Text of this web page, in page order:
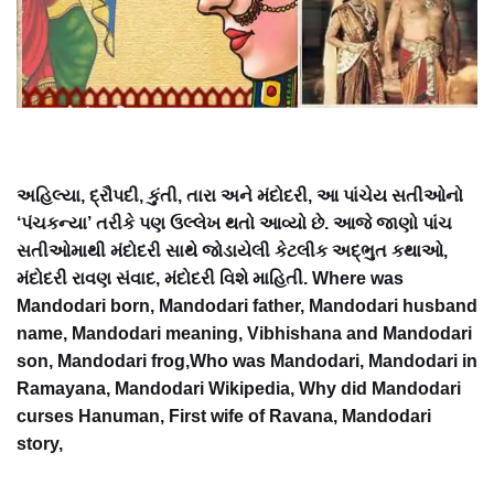
અહિલ્યા, દ્રૌપદી, કુંતી, તારા અને મંદોદરી, આ પાંચેય સતીઓનો
‘પંચકન્યા’ તરીકે પણ ઉલ્લેખ થતો આવ્યો છે. આજે જાણો પાંચ
સતીઓમાથી મંદોદરી સાથે જોડાયેલી કેટલીક અદ્ભુત કથાઓ,
મંદોદરી રાવણ સંવાદ, મંદોદરી વિશે માહિતી. Where was
Mandodari born, Mandodari father, Mandodari husband
name, Mandodari meaning, Vibhishana and Mandodari
son, Mandodari frog,Who was Mandodari, Mandodari in
Ramayana, Mandodari Wikipedia, Why did Mandodari
curses Hanuman, First wife of Ravana, Mandodari
story,